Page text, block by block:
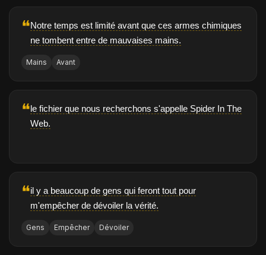
❝Notre temps est limité avant que ces armes chimiques
ne tombent entre de mauvaises mains.
Mains Avant
❝le fichier que nous recherchons s'appelle Spider In The
Web.
❝il y a beaucoup de gens qui feront tout pour
m'empêcher de dévoiler la vérité.
Gens Empêcher Dévoiler